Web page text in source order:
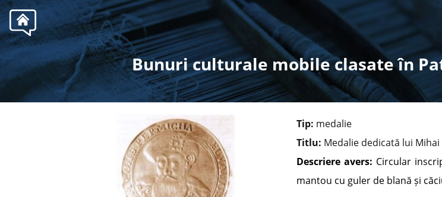
. Bunuri culturale mobile clasate în
Tip: medalie
Titlu: Medalie dedicată lui Mihai
Descriere avers: Circular
mantou cu guler de blană și